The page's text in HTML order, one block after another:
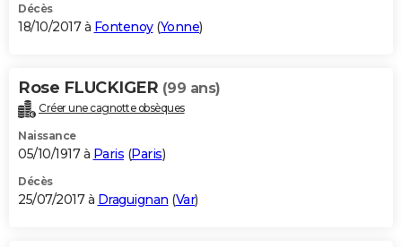
Décès
18/10/2017 à Fontenoy(Yonne)
Rose FLUCKIGER (99 ans)
Créer une cagnotte obsèques
Naissance
05/10/1917 à Paris (Paris)
Décès
25/07/2017 à Draguignan (Var)